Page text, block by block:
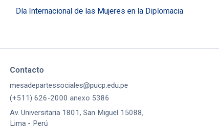
Día Internacional de las Mujeres en la Diplomacia
Contacto
mesadepartessociales@pucp.edu.pe
(+511) 626-2000 anexo 5386
Av. Universitaria 1801, San Miguel 15088,
Lima - Perú